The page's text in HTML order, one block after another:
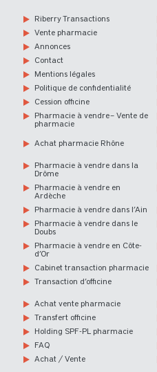
Riberry Transactions
Vente pharmacie
Annonces
Contact
Mentions légales
Politique de confidentialité
Cession officine
Pharmacie à vendre – Vente de
pharmacie
Achat pharmacie Rhône
Pharmacie à vendre dans la
Drôme
Pharmacie à vendre en
Ardèche
Pharmacie à vendre dans l’Ain
Pharmacie à vendre dans le
Doubs
Pharmacie à vendre en Côte-
d’Or
Cabinet transaction pharmacie
Transaction d’officine
Achat vente pharmacie
Transfert officine
Holding SPF-PL pharmacie
FAQ
Achat / Vente